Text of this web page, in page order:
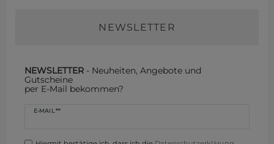
NEWSLETTER
NEWSLETTER - Neuheiten, Angebote und
Gutscheine
per E-Mail bekommen?
E-MAIL **
Newsletter